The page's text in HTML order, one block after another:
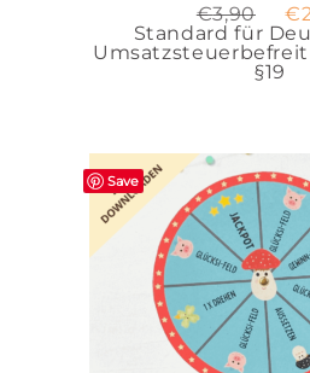
€3,90 €
Standard für
§19
Save
IN DEN